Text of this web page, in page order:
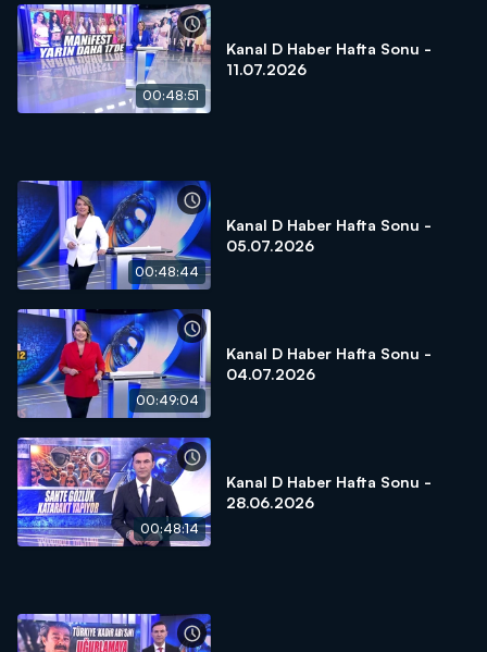
00:48:51
Kanal D Haber Hafta Sonu -
11.07.2026
00:48:44
Kanal D Haber Hafta Sonu -
05.07.2026
00:49:04
Kanal D Haber Hafta Sonu -
04.07.2026
00:48:14
Kanal D Haber Hafta Sonu -
28.06.2026